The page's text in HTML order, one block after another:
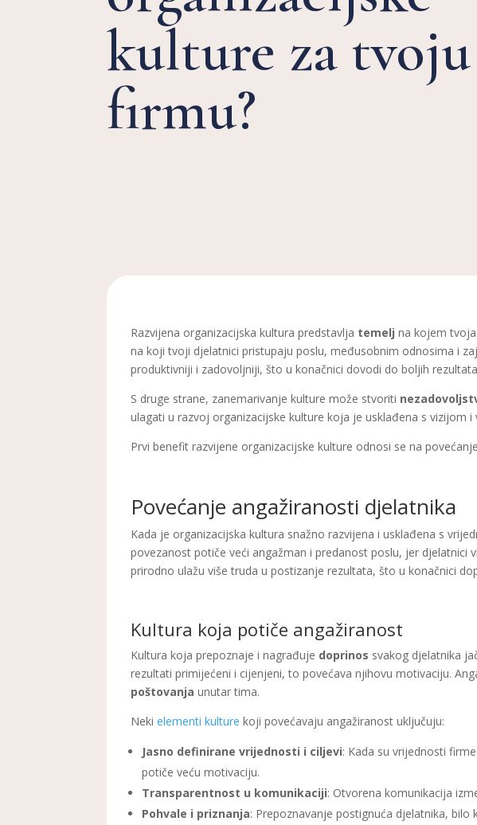
kulture za tvoju
firmu?
Razvijena organizacijska kultura predstavlja temelj na kojem
na koji tvoji djelatnici pristupaju poslu, međusobnim odnosima i
produktivniji i zadovoljniji, što u konačnici dovodi do boljih
S druge strane, zanemarivanje kulture može stvoriti
ulagati u razvoj organizacijske kulture koja je usklađena s
Prvi benefit razvijene organizacijske kulture odnosi se na
Povećanje angažiranosti djelatnika
Kada je organizacijska kultura snažno razvijena i usklađena s
povezanost potiče veći angažman i predanost poslu, jer
prirodno ulažu više truda u postizanje rezultata, što u konačnici
Kultura koja potiče angažiranost
Kultura koja prepoznaje i nagrađuje doprinos svakog djelatnika
rezultati primijećeni i cijenjeni, to povećava njihovu motivaciju.
poštovanja unutar tima.
Nekielementi kulture koji povećavaju angažiranost uključuju:
Jasno definirane vrijednosti i ciljevi: Kada su vrijednosti
potiče veću motivaciju.
Transparentnost u komunikaciji: Otvorena komunikacija
Pohvale i priznanja: Prepoznavanje postignuća djelatnika,